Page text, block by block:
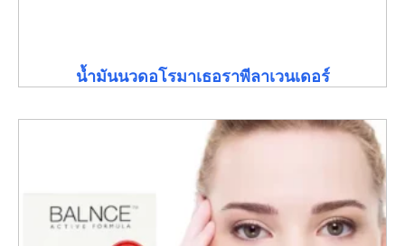
น้ำมันนวดอโรมาเธอราพีลาเวนเดอร์